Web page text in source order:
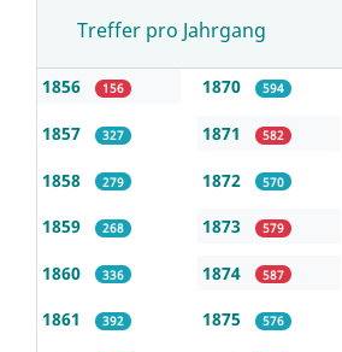
Treffer pro Jahrgang
1856 156
1857 327
1858 279
1859 268
1860 336
1861 392
1870 594
1871 582
1872 570
1873 579
1874 587
1875 576